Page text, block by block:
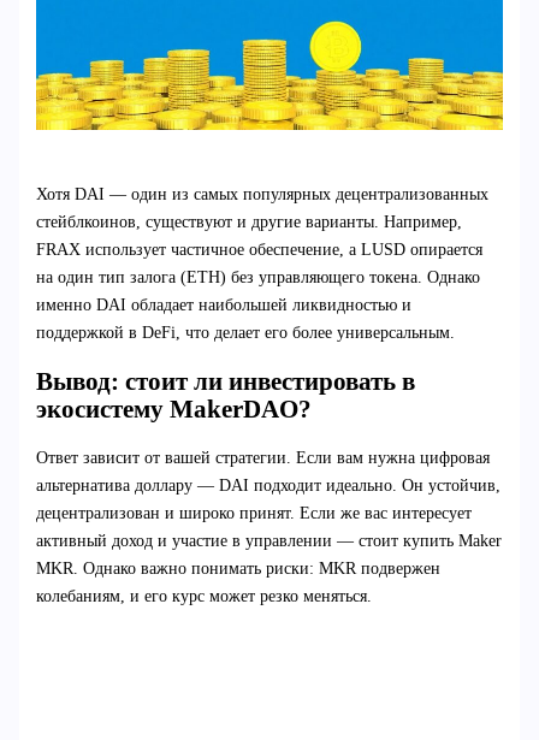
Хотя DAI — один из самых популярных децентрализованных
стейблкоинов, существуют и другие варианты. Например,
FRAX использует частичное обеспечение, а LUSD опирается
на один тип залога (ETH) без управляющего токена. Однако
именно DAI обладает наибольшей ликвидностью и
поддержкой в DeFi, что делает его более универсальным.
Вывод: стоит ли инвестировать в
экосистему MakerDAO?
Ответ зависит от вашей стратегии. Если вам нужна цифровая
альтернатива доллару — DAI подходит идеально. Он устойчив,
децентрализован и широко принят. Если же вас интересует
активный доход и участие в управлении — стоит купить Maker
MKR. Однако важно понимать риски: MKR подвержен
колебаниям, и его курс может резко меняться.